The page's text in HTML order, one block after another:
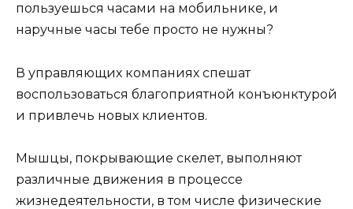
пользуешься часами на мобильнике, и
наручные часы тебе просто не нужны?
В управляющих компаниях спешат
воспользоваться благоприятной конъюнктурой
и привлечь новых клиентов.
Мышцы, покрывающие скелет, выполняют
различные движения в процессе
жизнедеятельности, в том числе физические